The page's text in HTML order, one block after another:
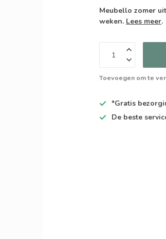
Meubello zomer
weken. Lees meer.
Toevoegen om te
*Gratis
De beste